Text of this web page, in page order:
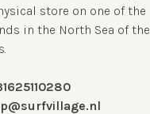
store on one of the
in the North Sea of the